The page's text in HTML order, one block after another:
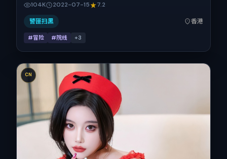
2022-07-15，正片时长121分钟。
104K 2022-07-15 7.2
警匪扫黑 香港
#冒险 #院线 +3
CN